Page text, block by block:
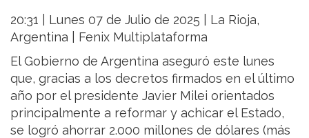
20:31 | Lunes 07 de Julio de 2025 | La Rioja,
Argentina | Fenix Multiplataforma
El Gobierno de Argentina aseguró este lunes
que, gracias a los decretos firmados en el último
año por el presidente Javier Milei orientados
principalmente a reformar y achicar el Estado,
se logró ahorrar 2.000 millones de dólares (más